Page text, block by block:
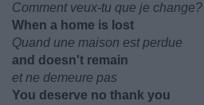
Comment veux-tu que je change?
When a home is lost
Quand une maison est perdue
and doesn't remain
et ne demeure pas
You deserve no thank you